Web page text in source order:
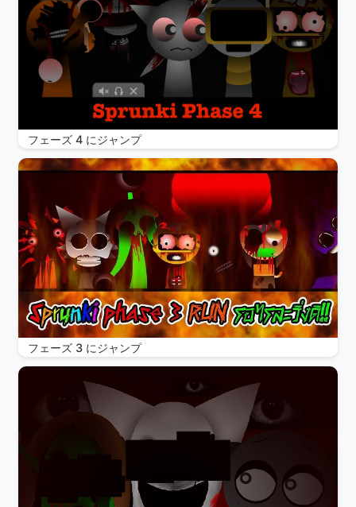
フェーズ 4 にジャンプ
フェーズ 3 にジャンプ